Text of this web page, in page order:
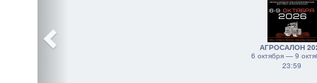
АГРОСАЛОН
6 октября — 9
23:59